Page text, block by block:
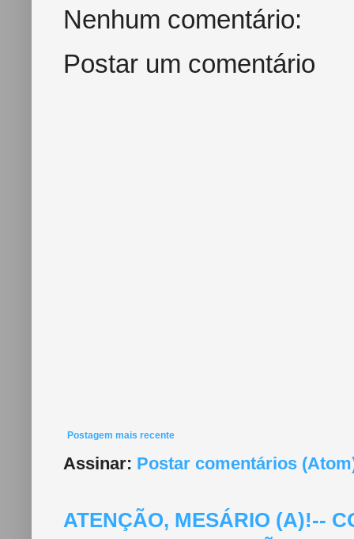
t
Nenhum comentário:
Postar um comentário
Postagem mais recente
Assinar: Postar comentários
ATENÇÃO, MESÁRIO (A)!--